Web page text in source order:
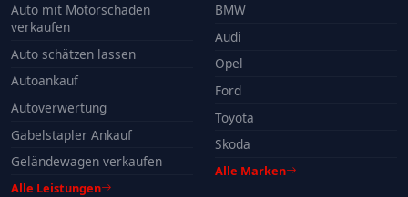
Auto mit Motorschaden
verkaufen
Auto schätzen lassen
Autoankauf
Autoverwertung
Gabelstapler Ankauf
Geländewagen verkaufen
Alle Leistungen
BMW
Audi
Opel
Ford
Toyota
Skoda
Alle Marken